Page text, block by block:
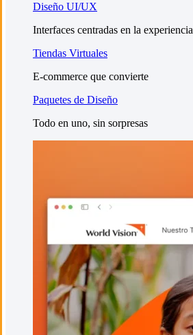
Diseño UI/UX
Interfaces centradas en la experiencia
Tiendas Virtuales
E-commerce que convierte
Paquetes de Diseño
Todo en uno, sin sorpresas